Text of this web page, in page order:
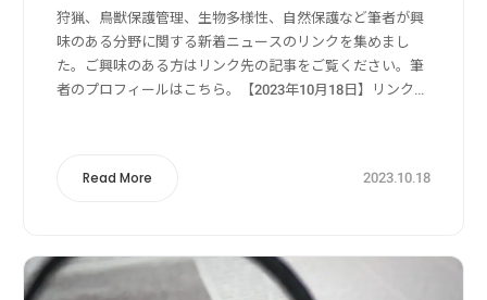
2023.10.18
狩猟、鳥獣保護管理、生物多様性、自然保護など筆者が興
味のある分野に関する新着ニュースのリンクを集めまし
た。ご興味のある方はリンク先の記事をご覧ください。筆
者のプロフィールはこちら。【2023年10月18日】リンク
Read More